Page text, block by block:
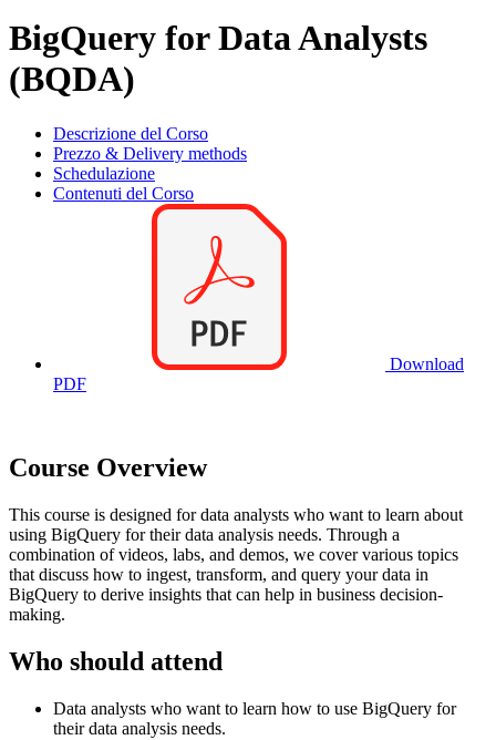
BigQuery for Data Analysts
(BQDA)
Descrizione del Corso
Prezzo & Delivery methods
Schedulazione
Contenuti del Corso
Download
PDF
Course Overview
This course is designed for data analysts who want to learn about
using BigQuery for their data analysis needs. Through a
combination of videos, labs, and demos, we cover various topics
that discuss how to ingest, transform, and query your data in
BigQuery to derive insights that can help in business decision-
making.
Who should attend
Data analysts who want to learn how to use BigQuery for
their data analysis needs.